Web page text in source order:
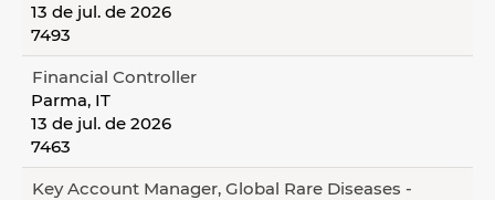
13 de jul. de 2026
7493
Financial Controller
Parma, IT
13 de jul. de 2026
7463
Key Account Manager, Global Rare Diseases -